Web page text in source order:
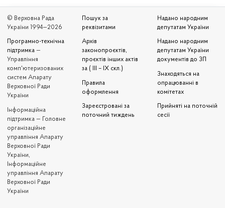
© Верховна Рада
України 1994—2026
Програмно-технічна
підтримка —
Управління
комп'ютеризованих
систем Апарату
Верховної Ради
України
Iнформаційна
підтримка — Головне
організаційне
управління Апарату
Верховної Ради
України,
Інформаційне
управління Апарату
Верховної Ради
України
Пошук за
реквізитами
Архів
законопроєктів,
проєктів інших актів
за ( III – IX скл.)
Правила
оформлення
Зареєстровані за
поточний тиждень
Надано народним
депутатам України
Надано народним
депутатам України
документів до ЗП
Знаходяться на
опрацюванні в
комітетах
Прийняті на поточній
сесії